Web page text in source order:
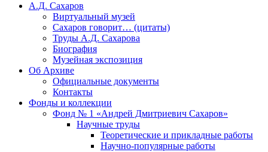
А.Д. Сахаров
Виртуальный музей
Сахаров говорит… (цитаты)
Труды А.Д. Сахарова
Биография
Музейная экспозиция
Об Архиве
Официальные документы
Контакты
Фонды и коллекции
Фонд № 1 «Андрей Дмитриевич Сахаров»
Научные труды
Теоретические и прикладные работы
Научно-популярные работы